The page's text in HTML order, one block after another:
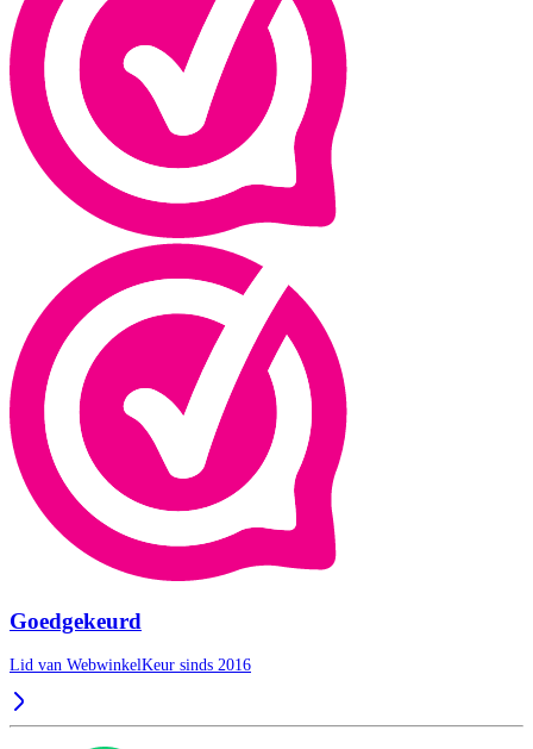
Goedgekeurd
Lid van WebwinkelKeur sinds 2016